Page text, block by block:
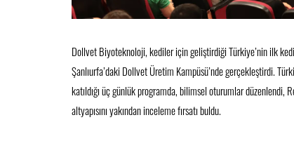
Dollvet Biyoteknoloji, kediler için geliştirdiği Türkiye’nin ilk
Şanlıurfa’daki Dollvet Üretim Kampüsü’nde gerçekleştirdi.
katıldığı üç günlük programda, bilimsel oturumlar düzenlendi,
altyapısını yakından inceleme fırsatı buldu.